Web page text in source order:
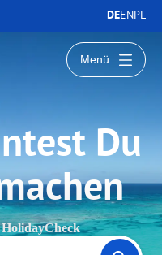
DEENPL
Menü
Du